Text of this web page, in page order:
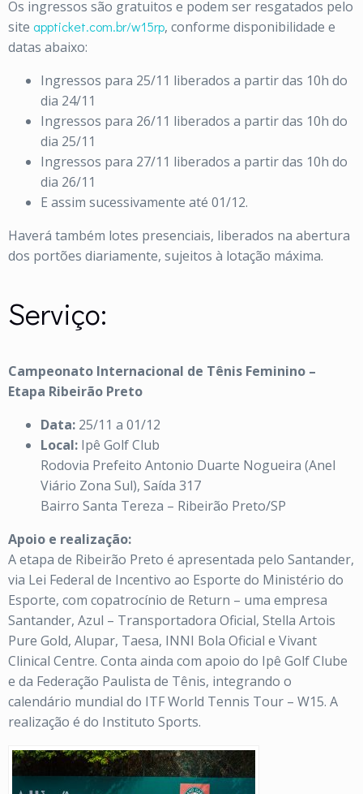
Os ingressos são gratuitos e podem ser resgatados pelo
site appticket.com.br/w15rp, conforme disponibilidade e
datas abaixo:
Ingressos para 25/11 liberados a partir das 10h do
dia 24/11
Ingressos para 26/11 liberados a partir das 10h do
dia 25/11
Ingressos para 27/11 liberados a partir das 10h do
dia 26/11
E assim sucessivamente até 01/12.
Haverá também lotes presenciais, liberados na abertura
dos portões diariamente, sujeitos à lotação máxima.
Serviço:
Campeonato Internacional de Tênis Feminino –
Etapa Ribeirão Preto
Data: 25/11 a 01/12
Local: Ipê Golf Club
Rodovia Prefeito Antonio Duarte Nogueira (Anel
Viário Zona Sul), Saída 317
Bairro Santa Tereza – Ribeirão Preto/SP
Apoio e realização:
A etapa de Ribeirão Preto é apresentada pelo Santander,
via Lei Federal de Incentivo ao Esporte do Ministério do
Esporte, com copatrocínio de Return – uma empresa
Santander, Azul – Transportadora Oficial, Stella Artois
Pure Gold, Alupar, Taesa, INNI Bola Oficial e Vivant
Clinical Centre. Conta ainda com apoio do Ipê Golf Clube
e da Federação Paulista de Tênis, integrando o
calendário mundial do ITF World Tennis Tour – W15. A
realização é do Instituto Sports.